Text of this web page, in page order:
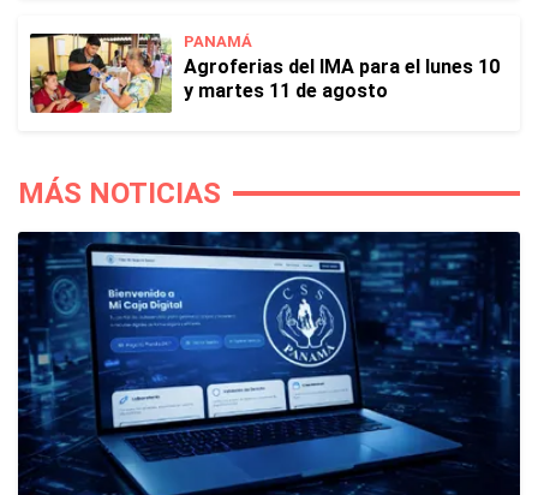
PANAMÁ
Agroferias del IMA para el lunes 10
y martes 11 de agosto
MÁS NOTICIAS